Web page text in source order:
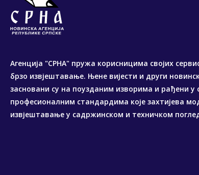
Агенција "СРНА" пружа корисницима својих
брзо извјештавање. Њене вијести и други
засновани су на поузданим изворима и рађени у
професионалним стандардима које захтијева
извјештавање у садржинском и техничком